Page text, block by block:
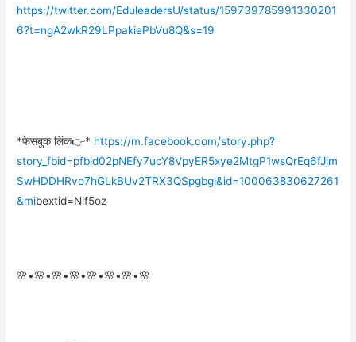
https://twitter.com/EduleadersU/status/159739785991330201
6?t=ngA2wkR29LPpakiePbVu8Q&s=19
*फेसबुक लिंक👉* https://m.facebook.com/story.php?
story_fbid=pfbid02pNEfy7ucY8VpyER5xye2MtgP1wsQrEq6fJjm
SwHDDHRvo7hGLkBUv2TRX3QSpgbgl&id=100063830627261
&mibextid=Nif5oz
🌸•🌸•🌸•🌸•🌸•🌸•🌸•🌸